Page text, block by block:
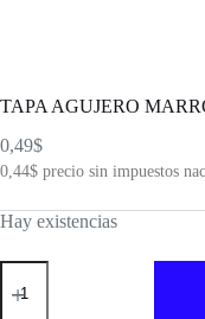
TAPA AGUJERO
0,49$
0,44$ precio sin impuestos
Hay existencias
TAPA
AGUJERO